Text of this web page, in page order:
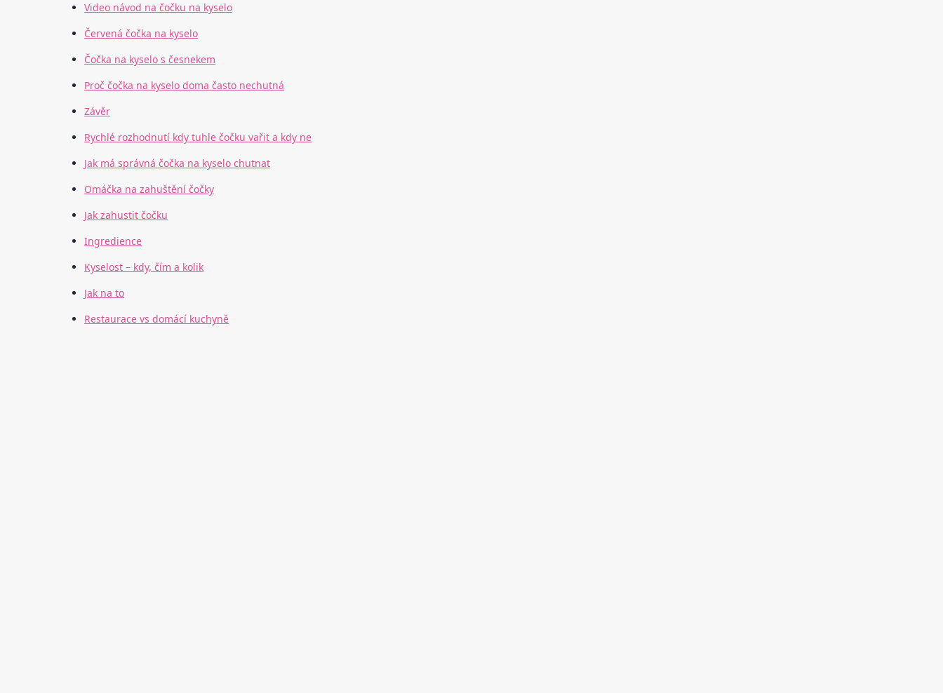
Video návod na čočku na kyselo
Červená čočka na kyselo
Čočka na kyselo s česnekem
Proč čočka na kyselo doma často nechutná
Závěr
Rychlé rozhodnutí kdy tuhle čočku vařit a kdy ne
Jak má správná čočka na kyselo chutnat
Omáčka na zahuštění čočky
Jak zahustit čočku
Ingredience
Kyselost – kdy, čím a kolik
Jak na to
Restaurace vs domácí kuchyně